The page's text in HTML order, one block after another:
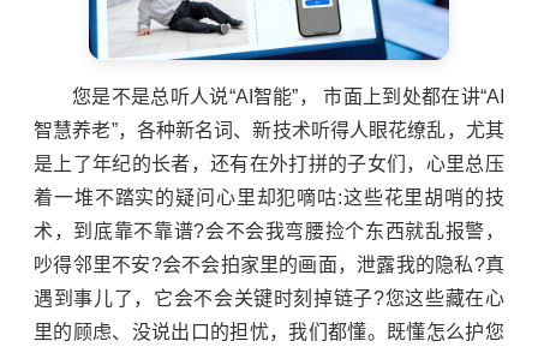
您是不是总听人说“AI智能”， 市面上到处都在讲“AI
智慧养老”，各种新名词、新技术听得人眼花缭乱，尤其
是上了年纪的长者，还有在外打拼的子女们，心里总压
着一堆不踏实的疑问心里却犯嘀咕:这些花里胡哨的技
术，到底靠不靠谱?会不会我弯腰捡个东西就乱报警，
吵得邻里不安?会不会拍家里的画面，泄露我的隐私?真
遇到事儿了，它会不会关键时刻掉链子?您这些藏在心
里的顾虑、没说出口的担忧，我们都懂。既懂怎么护您